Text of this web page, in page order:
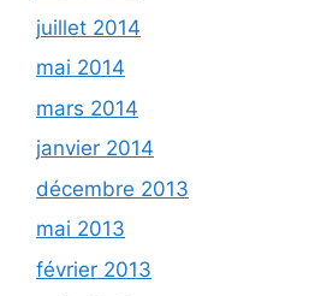
juillet 2014
mai 2014
mars 2014
janvier 2014
décembre 2013
mai 2013
février 2013